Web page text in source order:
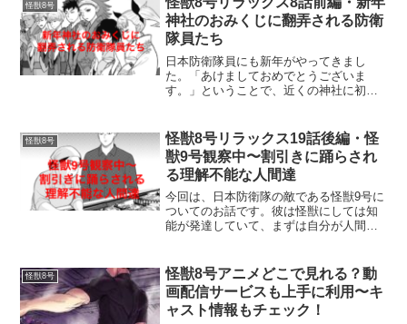
怪獣8号
神社のおみくじに翻弄される防衛
隊員たち
日本防衛隊員にも新年がやってきまし
た。「あけましておめでとうございま
す。」ということで、近くの神社に初詣
は「おみくじ」で今年の運勢を・・・ど
んな内容だったのでしょう。引...
怪獣8号
怪獣8号リラックス19話後編・怪
獣9号観察中〜割引きに踊らされ
る理解不能な人間達
今回は、日本防衛隊の敵である怪獣9号に
ついてのお話です。彼は怪獣にしては知
能が発達していて、まずは自分が人間の
しかし怪獣には理解できないような、感
情や欲を持つ人間の心理...
怪獣8号
怪獣8号アニメどこで見れる？動
画配信サービスも上手に利用〜キ
ャスト情報もチェック！